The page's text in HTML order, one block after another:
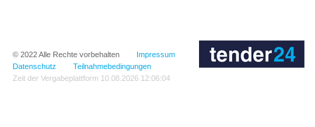
© 2022Alle Rechte vorbehalten
Impressum
Datenschutz
Teilnahmebedingungen
Zeit der Vergabeplattform 10.08.2026 12:06:04